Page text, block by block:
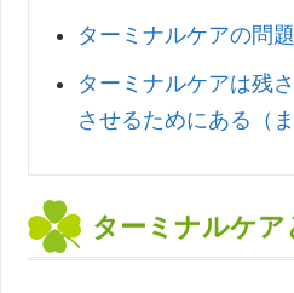
ターミナルケアの問
ターミナルケアは残
させるためにある（ま
ターミナルケア